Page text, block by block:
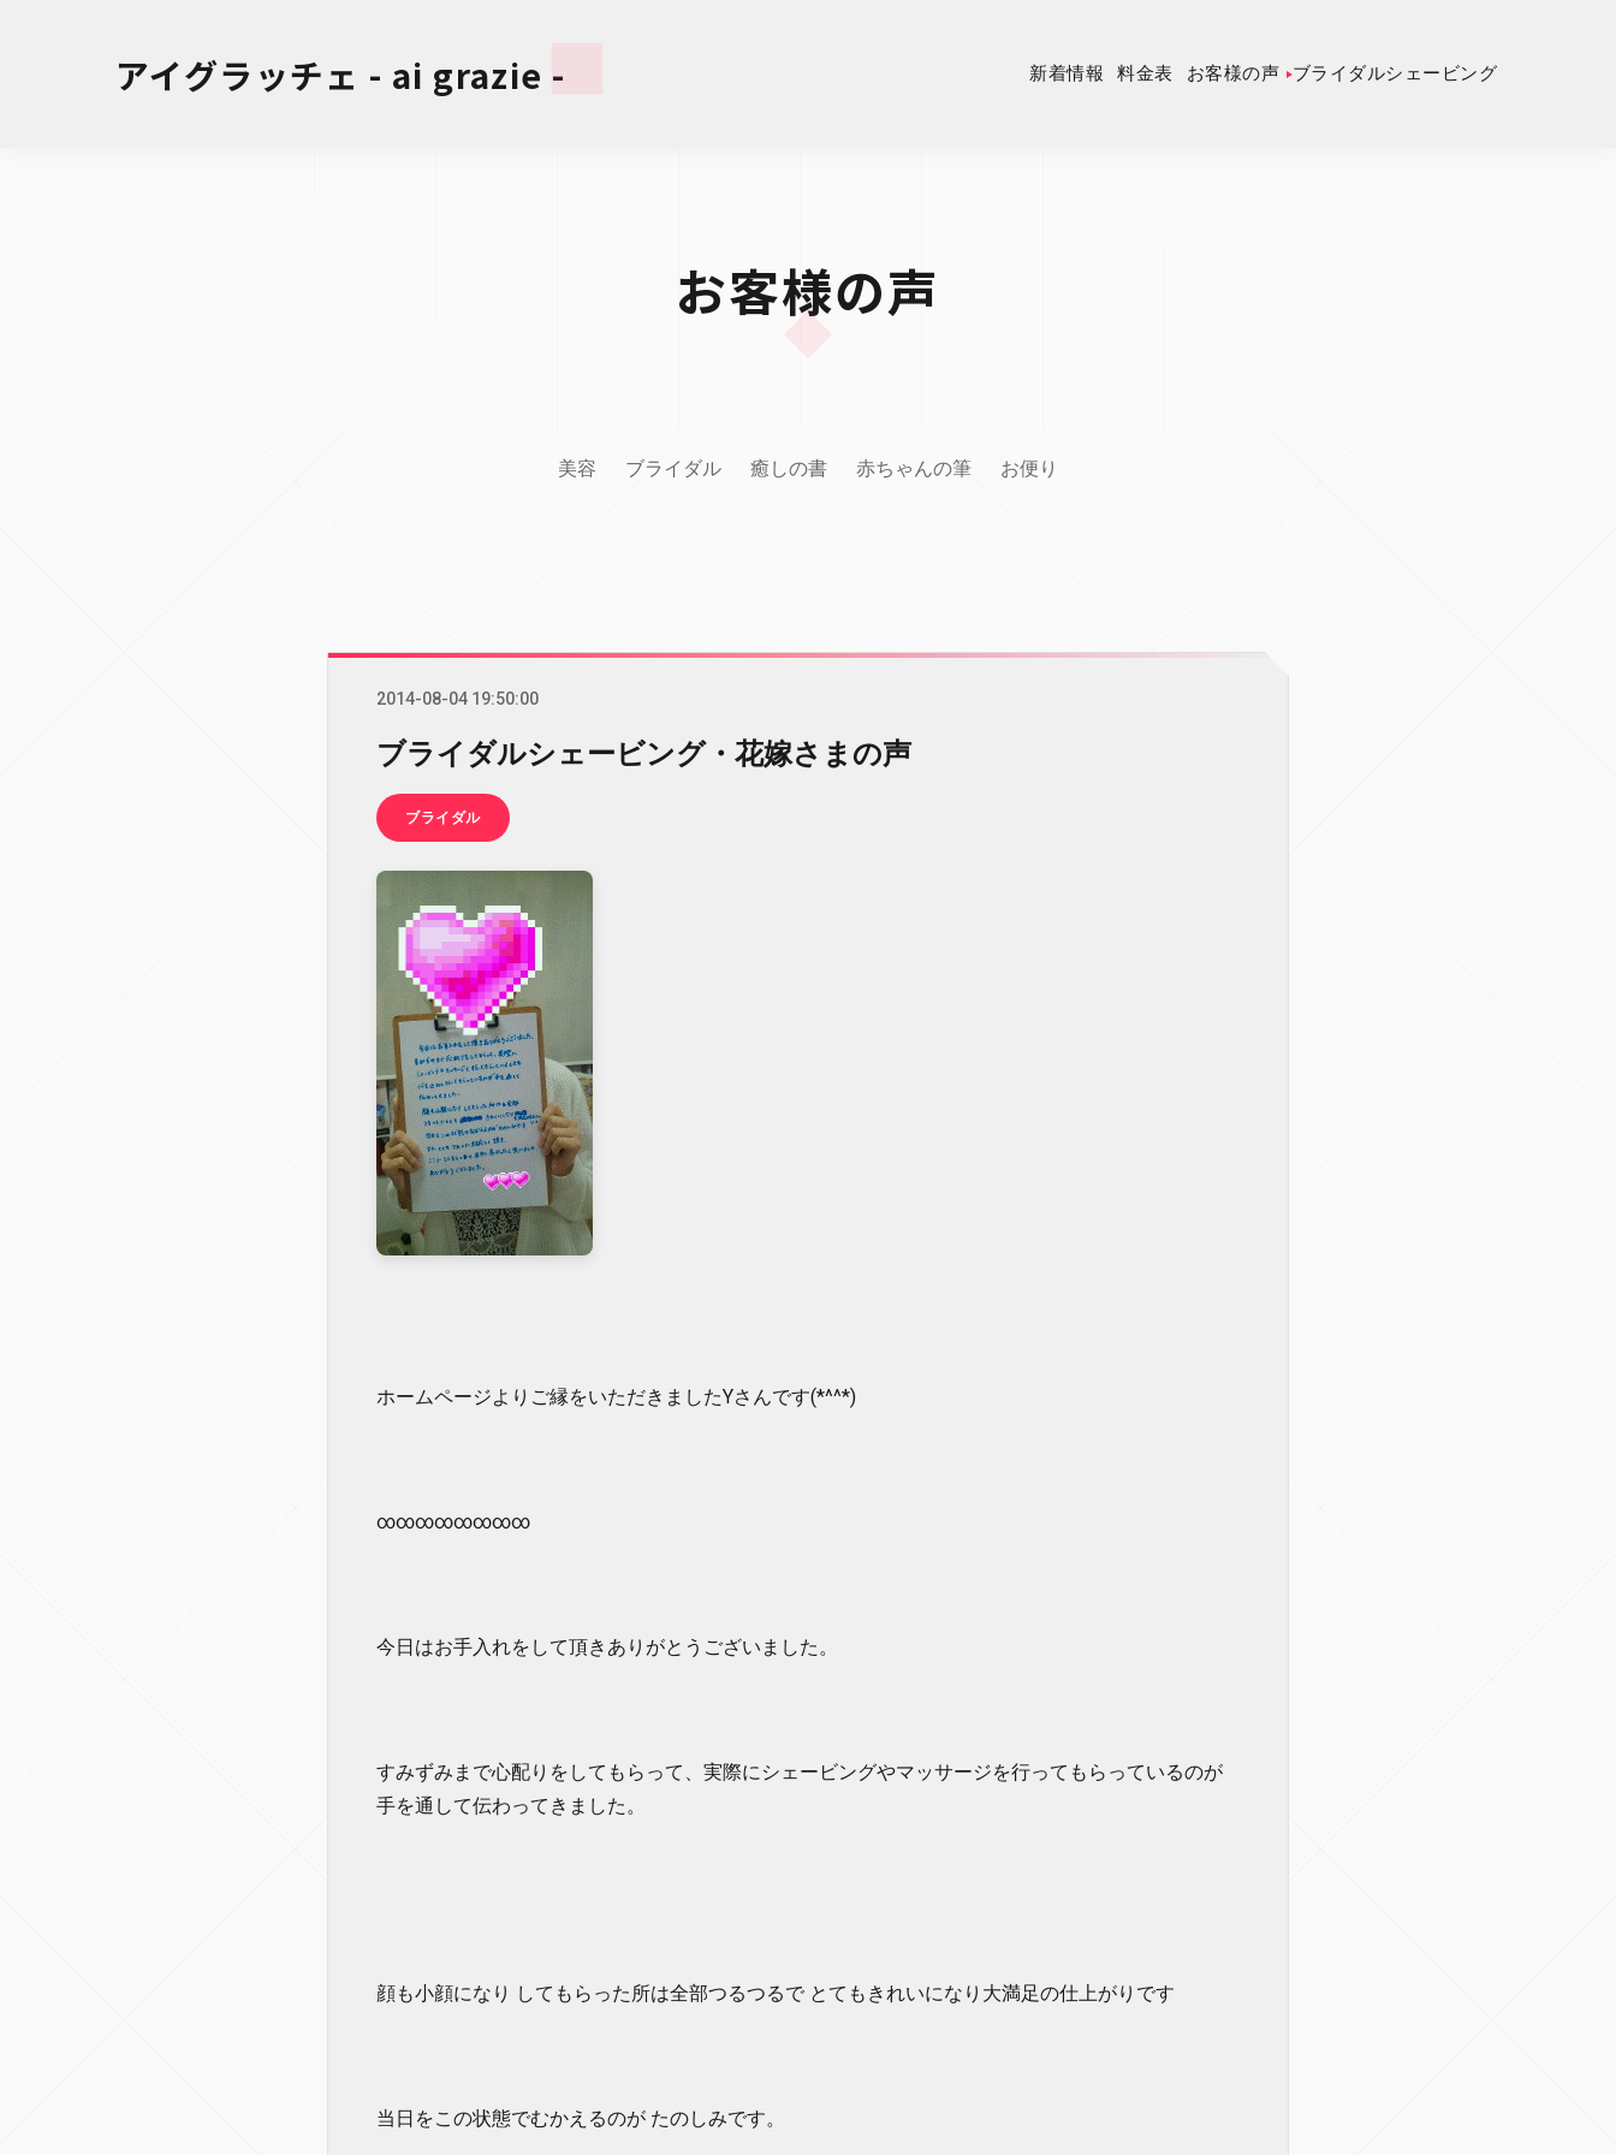
アイグラッチェ - ai grazie - 新着情報 料金表 お客様の声 ブライダルシェービング
お客様の声
美容 ブライダル 癒しの書 赤ちゃんの筆 お便り
2014-08-04 19:50:00
ブライダルシェービング・花嫁さまの声
ブライダル
ホームページよりご縁をいただきましたYさんです(*^^*)
∞∞∞∞∞∞∞∞
今日はお手入れをして頂きありがとうございました。
すみずみまで心配りをしてもらって、実際にシェービングやマッサージを行ってもらっているのが
手を通して伝わってきました。
顔も小顔になり してもらった所は全部つるつるで とてもきれいになり大満足の仕上がりです
当日をこの状態でむかえるのが たのしみです。